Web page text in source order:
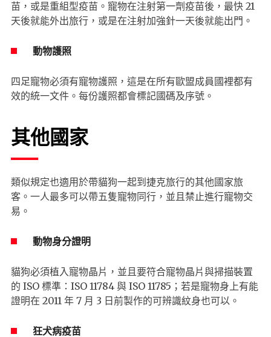
苗，或是重組型疫苗。寵物在注射第一劑疫苗後，最快 21
天後就能外出旅行，或是在注射加強針一天後就能出門。
動物護照
四足寵物必須有寵物護照，這是在所有歐盟成員國裡都有
效的統一文件。每份護照都會標記國碼及序號。
其他國家
類似規定也適用於帶貓狗一起到捷克旅行的其他國家旅
客。一人最多可以帶五隻寵物同行，並且禁止進行寵物交
易。
動物身分證明
貓狗必須植入寵物晶片，並且要符合寵物晶片與掃描裝置
的 ISO 標準：ISO 11784 與 ISO 11785；若是寵物身上有能
證明在 2011 年 7 月 3 日前製作的可辨識紋身也可以。
狂犬病疫苗